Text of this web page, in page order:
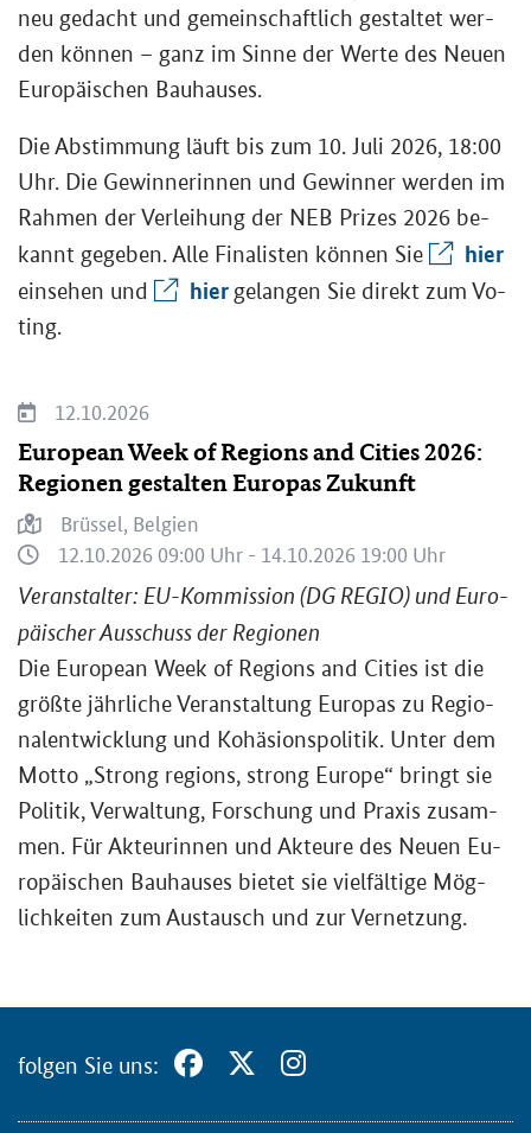
neu ge­dacht und ge­mein­schaft­lich ge­stal­tet wer­
den kön­nen – ganz im Sinne der Werte des Neuen
Eu­ro­päi­schen Bau­hau­ses.
Die Ab­stim­mung läuft bis zum 10. Juli 2026, 18:00
Uhr. Die Ge­win­ne­rin­nen und Ge­win­ner wer­den im
Rah­men der Ver­lei­hung der NEB Prizes 2026 be­
kannt ge­ge­ben. Alle Fi­na­lis­ten kön­nen Sie
hier
ein­se­hen und hier ge­lan­gen Sie di­rekt zum Vo­
ting.
12.10.2026
Eu­ropean Week of Re­gi­ons and Ci­ties 2026:
Re­gio­nen ge­stal­ten Eu­ro­pas Zu­kunft
Brüs­sel, Bel­gi­en
12.10.2026 09:00 Uhr - 14.10.2026 19:00 Uhr
Ver­an­stal­ter: EU-​Kommission (DG REGIO) und Eu­ro­
päi­scher Aus­schuss der Re­gio­nen
Die European Week of Regions and Cities ist die
größ­te jähr­li­che Ver­an­stal­tung Eu­ro­pas zu Re­gio­
nal­ent­wick­lung und Ko­hä­si­ons­po­li­tik. Unter dem
Motto „Strong regions, strong Europe“ bringt sie
Po­li­tik, Ver­wal­tung, For­schung und Pra­xis zu­sam­
men. Für Ak­teu­rin­nen und Ak­teu­re des Neuen Eu­
ro­päi­schen Bau­hau­ses bie­tet sie viel­fäl­ti­ge Mög­
lich­kei­ten zum Aus­tausch und zur Ver­net­zung.
fol­gen Sie uns: